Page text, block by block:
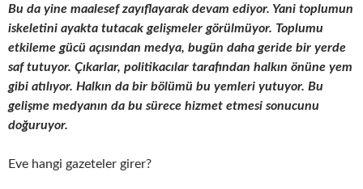
Bu da yine maalesef zayıflayarak devam ediyor. Yani toplumun
iskeletini ayakta tutacak gelişmeler görülmüyor. Toplumu
etkileme gücü açısından medya, bugün daha geride bir yerde
saf tutuyor. Çıkarlar, politikacılar tarafından halkın önüne yem
gibi atılıyor. Halkın da bir bölümü bu yemleri yutuyor. Bu
gelişme medyanın da bu sürece hizmet etmesi sonucunu
doğuruyor.
Eve hangi gazeteler girer?